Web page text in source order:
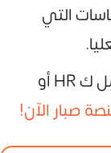
التي
منصة صبار تساعدك على إيجاد فرص عمل ك HR أو
صبار الآن!